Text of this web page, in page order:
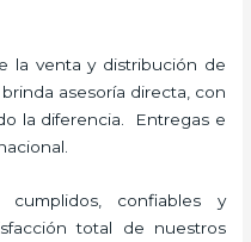
la venta y distribución de
brinda asesoría directa, con
la diferencia. Entregas e
confiables y
total de nuestros